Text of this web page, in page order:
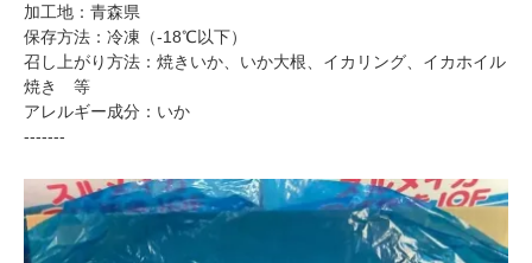
加工地：青森県
保存方法：冷凍（-18℃以下）
召し上がり方法：焼きいか、いか大根、イカリング、イカホイル
焼き 等
アレルギー成分：いか
-------